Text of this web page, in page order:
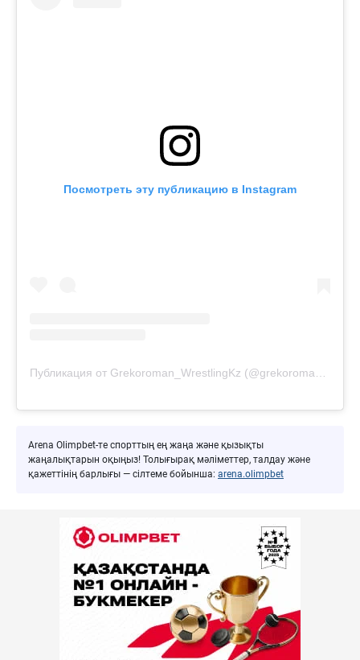
Посмотреть эту публикацию в Instagram
Arena Olimpbet-те спорттың ең жаңа және қызықты
жаңалықтарын оқыңыз! Толығырақ мәліметтер, талдау және
қажеттінің барлығы — сілтеме бойынша: arena.olimpbet